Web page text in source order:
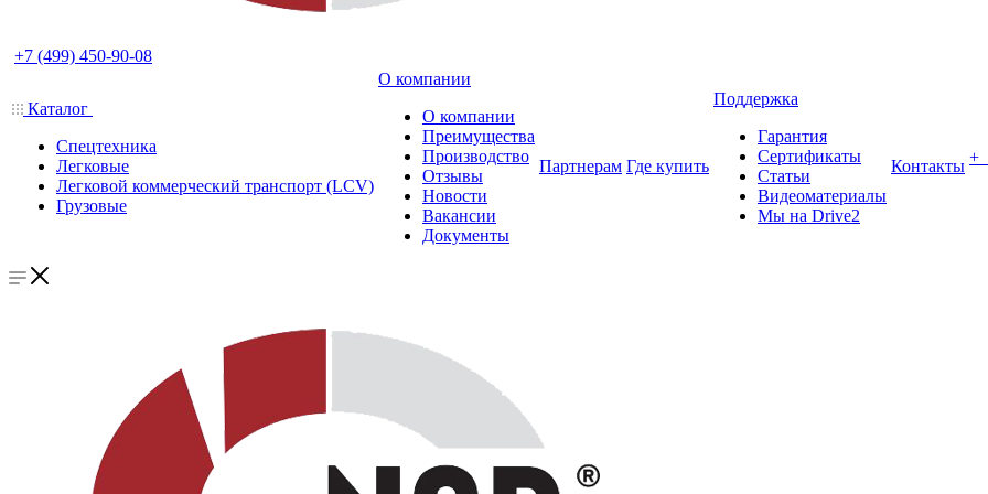
+7 (499) 450-90-08
Каталог
Спецтехника
Легковые
Легковой коммерческий транспорт (LCV)
Грузовые
О компании
О компании
Преимущества
Производство
Отзывы
Новости
Вакансии
Документы
Партнерам Где купить
Поддержка
Гарантия
Сертификаты
Статьи
Видеоматериалы
Мы на Drive2
Контакты +